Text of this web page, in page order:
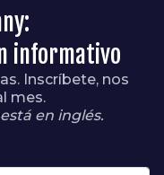
informativo
Inscríbete, nos
mes.
en inglés.